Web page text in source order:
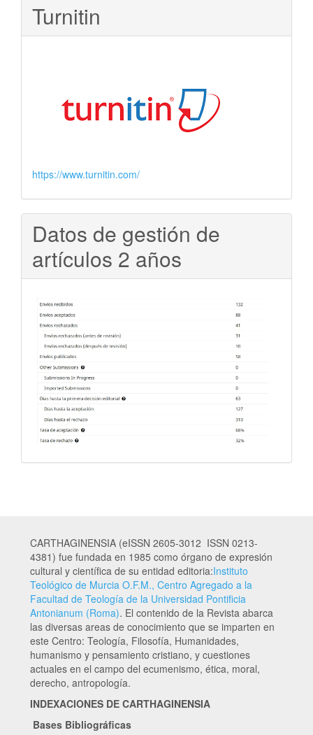
Turnitin
https://www.turnitin.com/
Datos de gestión de
artículos 2 años
CARTHAGINENSIA (eISSN 2605-3012 ISSN 0213-
4381) fue fundada en 1985 como órgano de expresión
cultural y científica de su entidad editoria:Instituto
Teológico de Murcia O.F.M., Centro Agregado a la
Facultad de Teología de la Universidad Pontificia
Antonianum (Roma). El contenido de la Revista abarca
las diversas areas de conocimiento que se imparten en
este Centro: Teología, Filosofía, Humanidades,
humanismo y pensamiento cristiano, y cuestiones
actuales en el campo del ecumenismo, ética, moral,
derecho, antropología.
INDEXACIONES DE CARTHAGINENSIA
Bases Bibliográficas